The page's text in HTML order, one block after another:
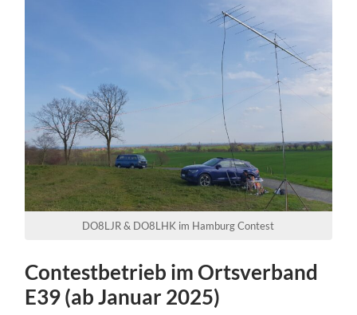
DO8LJR & DO8LHK im Hamburg Contest
Contestbetrieb im Ortsverband
E39 (ab Januar 2025)